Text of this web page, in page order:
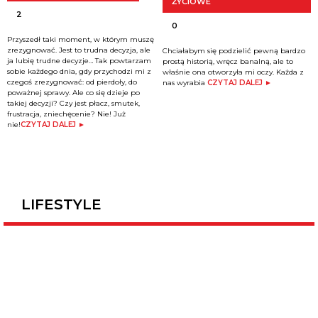
2
Przyszedł taki moment, w którym muszę
zrezygnować. Jest to trudna decyzja, ale
ja lubię trudne decyzje… Tak powtarzam
sobie każdego dnia, gdy przychodzi mi z
czegoś zrezygnować: od pierdoły, do
poważnej sprawy. Ale co się dzieje po
takiej decyzji? Czy jest płacz, smutek,
frustracja, zniechęcenie? Nie! Już
nie!CZYTAJ DALEJ ►
0
Chciałabym się podzielić pewną bardzo
prostą historią, wręcz banalną, ale to
właśnie ona otworzyła mi oczy. Każda z
nas wyrabia CZYTAJ DALEJ ►
LIFESTYLE